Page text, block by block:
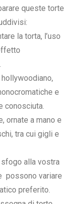
queste torte
la torta, l’uso
e
conosciuta.
ornate a mano e
tra cui gigli e
alla vostra
possono variare
preferito.